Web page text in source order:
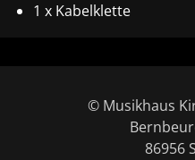
1 x Kabelklette
© Musikhaus
86956